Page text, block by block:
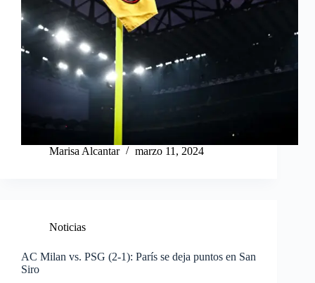
Marisa Alcantar marzo 11, 2024
Noticias
AC Milan vs. PSG (2-1): París se deja puntos en San
Siro